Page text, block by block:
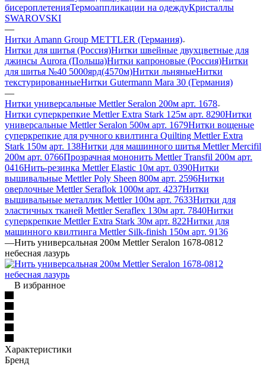
бисероплетенияТермоаппликации на одеждуКристаллы
SWAROVSKI
—
Нитки Amann Group METTLER (Германия)
Нитки для шитья (Россия)Нитки швейные двухцветные для
джинсы Aurora (Польша)Нитки капроновые (Россия)Нитки
для шитья №40 5000ярд(4570м)Нитки льняныеНитки
текстурированныеНитки Gutermann Mara 30 (Германия)
—
Нитки универсальные Mettler Seralon 200м арт. 1678
Нитки суперкрепкие Mettler Extra Stark 125м арт. 8290Нитки
универсальные Mettler Seralon 500м арт. 1679Нитки вощеные
суперкрепкие для ручного квилтинга Quilting Mettler Extra
Stark 150м арт. 138Нитки для машинного шитья Mettler Mercifil
200м арт. 0766Прозрачная мононить Mettler Transfil 200м арт.
0416Нить-резинка Mettler Elastic 10м арт. 0390Нитки
вышивальные Mettler Poly Sheen 800м арт. 2596Нитки
оверлочные Mettler Seraflok 1000м арт. 4237Нитки
вышивальные металлик Mettler 100м арт. 7633Нитки для
эластичных тканей Mettler Seraflex 130м арт. 7840Нитки
суперкрепкие Mettler Extra Stark 30м арт. 822Нитки для
машинного квилтинга Mettler Silk-finish 150м арт. 9136
—Нить универсальная 200м Mettler Seralon 1678-0812
небесная лазурь
В избранное
Характеристики
Бренд